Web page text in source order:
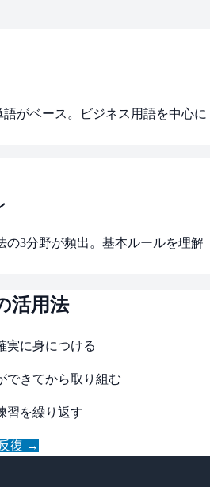
がベース。ビジネス用語を中心に
の3分野が頻出。基本ルールを理解
活用法
実に身につける
できてから取り組む
習を繰り返す
復 →